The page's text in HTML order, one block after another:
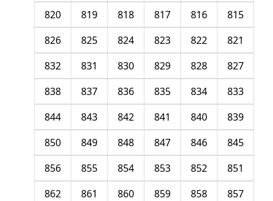
815
816
817
818
819
820
821
822
823
824
825
826
827
828
829
830
831
832
833
834
835
836
837
838
839
840
841
842
843
844
845
846
847
848
849
850
851
852
853
854
855
856
857
858
859
860
861
862